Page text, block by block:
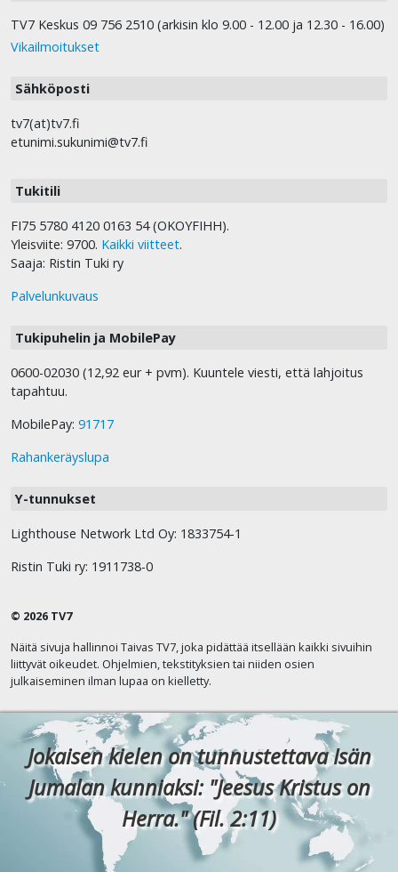
TV7 Keskus 09 756 2510 (arkisin klo 9.00 - 12.00 ja 12.30 - 16.00)
Vikailmoitukset
Sähköposti
tv7(at)tv7.fi
etunimi.sukunimi@tv7.fi
Tukitili
FI75 5780 4120 0163 54 (OKOYFIHH).
Yleisviite: 9700. Kaikki viitteet.
Saaja: Ristin Tuki ry
Palvelunkuvaus
Tukipuhelin ja MobilePay
0600-02030 (12,92 eur + pvm). Kuuntele viesti, että lahjoitus
tapahtuu.
MobilePay: 91717
Rahankeräyslupa
Y-tunnukset
Lighthouse Network Ltd Oy: 1833754-1
Ristin Tuki ry: 1911738-0
© 2026 TV7
Näitä sivuja hallinnoi Taivas TV7, joka pidättää itsellään kaikki sivuihin
liittyvät oikeudet. Ohjelmien, tekstityksien tai niiden osien
julkaiseminen ilman lupaa on kielletty.
Jokaisen kielen on tunnustettava Isän
Jumalan kunniaksi: "Jeesus Kristus on
Herra." (Fil. 2:11)